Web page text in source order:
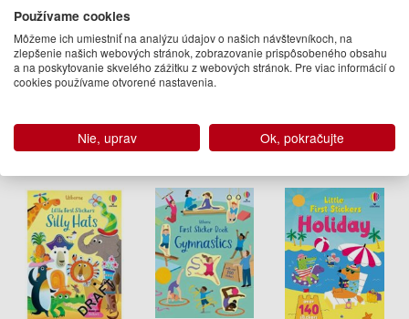
Jessica
Greenwell
13.50 €
09.01.2020
Easter
Bunnies
Jessica
Greenwell
Jessica
Greenwell
Používame cookies
Môžeme ich umiestniť na analýzu údajov o našich návštevníkoch, na
zlepšenie našich webových stránok, zobrazovanie prispôsobeného obsahu
a na poskytovanie skvelého zážitku z webových stránok. Pre viac informácií o
cookies používame otvorené nastavenia.
Nie, uprav Ok, pokračujte